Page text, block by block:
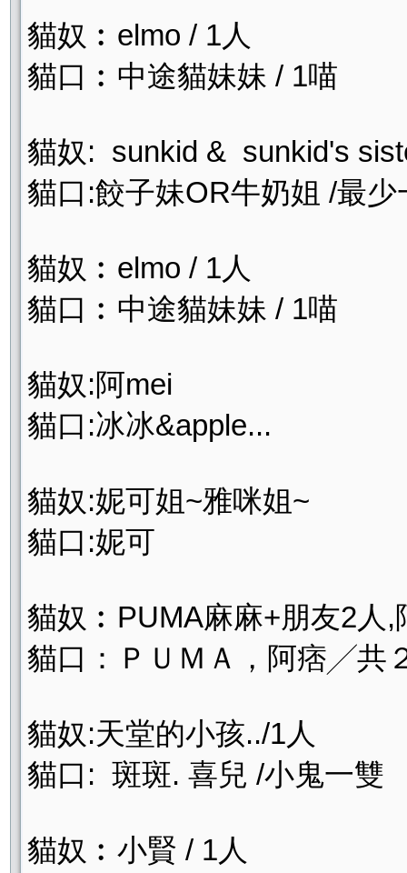
貓奴︰elmo / 1人
貓口︰中途貓妹妹 / 1喵
貓奴: sunkid & sunkid's
貓口:餃子妹OR牛奶姐 /最
貓奴︰elmo / 1人
貓口︰中途貓妹妹 / 1喵
貓奴:阿mei
貓口:冰冰&apple...
貓奴:妮可姐~雅咪姐~
貓口:妮可
貓奴︰PUMA麻麻+朋友2人
貓口：ＰＵＭＡ，阿痞╱共
貓奴:天堂的小孩../1人
貓口: 斑斑. 喜兒 /小鬼一雙
貓奴︰小賢 / 1人